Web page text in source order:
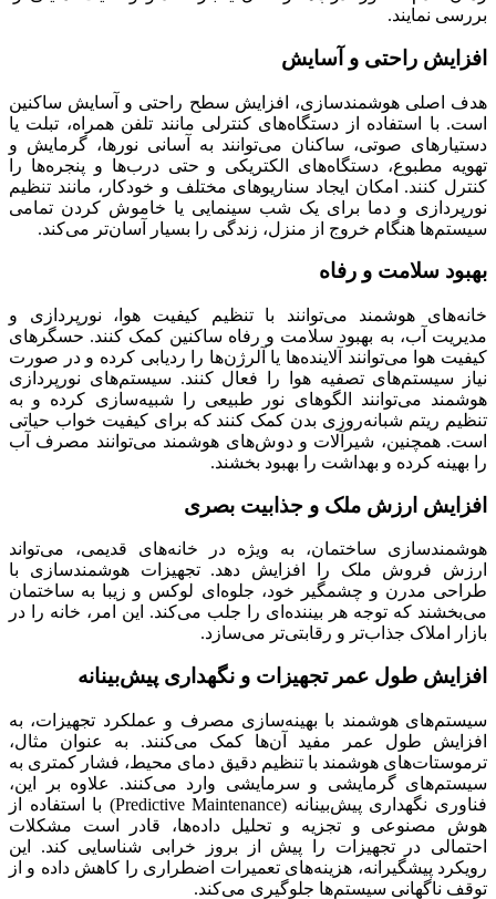
بررسی نمایند.
افزایش راحتی و آسایش
هدف اصلی هوشمندسازی، افزایش سطح راحتی و آسایش ساکنین
است. با استفاده از دستگاه‌های کنترلی مانند تلفن همراه، تبلت یا
دستیارهای صوتی، ساکنان می‌توانند به آسانی نورها، گرمایش و
تهویه مطبوع، دستگاه‌های الکتریکی و حتی درب‌ها و پنجره‌ها را
کنترل کنند. امکان ایجاد سناریوهای مختلف و خودکار، مانند تنظیم
نورپردازی و دما برای یک شب سینمایی یا خاموش کردن تمامی
سیستم‌ها هنگام خروج از منزل، زندگی را بسیار آسان‌تر می‌کند.
بهبود سلامت و رفاه
خانه‌های هوشمند می‌توانند با تنظیم کیفیت هوا، نورپردازی و
مدیریت آب، به بهبود سلامت و رفاه ساکنین کمک کنند. حسگرهای
کیفیت هوا می‌توانند آلاینده‌ها یا آلرژن‌ها را ردیابی کرده و در صورت
نیاز سیستم‌های تصفیه هوا را فعال کنند. سیستم‌های نورپردازی
هوشمند می‌توانند الگوهای نور طبیعی را شبیه‌سازی کرده و به
تنظیم ریتم شبانه‌روزی بدن کمک کنند که برای کیفیت خواب حیاتی
است. همچنین، شیرآلات و دوش‌های هوشمند می‌توانند مصرف آب
را بهینه کرده و بهداشت را بهبود بخشند.
افزایش ارزش ملک و جذابیت بصری
هوشمندسازی ساختمان، به ویژه در خانه‌های قدیمی، می‌تواند
ارزش فروش ملک را افزایش دهد. تجهیزات هوشمندسازی با
طراحی مدرن و چشمگیر خود، جلوه‌ای لوکس و زیبا به ساختمان
می‌بخشند که توجه هر بیننده‌ای را جلب می‌کند. این امر، خانه را در
بازار املاک جذاب‌تر و رقابتی‌تر می‌سازد.
افزایش طول عمر تجهیزات و نگهداری پیش‌بینانه
سیستم‌های هوشمند با بهینه‌سازی مصرف و عملکرد تجهیزات، به
افزایش طول عمر مفید آن‌ها کمک می‌کنند. به عنوان مثال،
ترموستات‌های هوشمند با تنظیم دقیق دمای محیط، فشار کمتری به
سیستم‌های گرمایشی و سرمایشی وارد می‌کنند. علاوه بر این،
فناوری نگهداری پیش‌بینانه (Predictive Maintenance) با استفاده از
هوش مصنوعی و تجزیه و تحلیل داده‌ها، قادر است مشکلات
احتمالی در تجهیزات را پیش از بروز خرابی شناسایی کند. این
رویکرد پیشگیرانه، هزینه‌های تعمیرات اضطراری را کاهش داده و از
توقف ناگهانی سیستم‌ها جلوگیری می‌کند.